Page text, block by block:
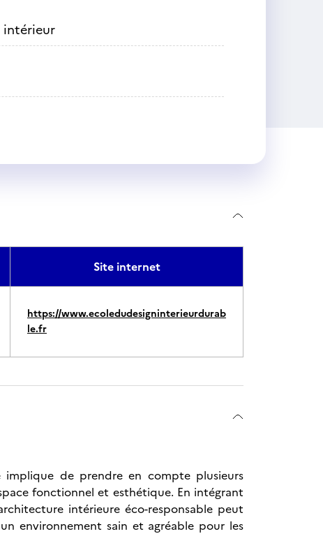
intérieur
Site internet
https://www.ecoledudesigninterieurdurab
le.fr
de prendre en compte plusieurs
fonctionnel et esthétique. En intégrant
intérieure éco-responsable peut
environnement sain et agréable pour les